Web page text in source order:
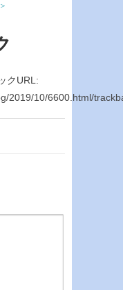
クURL:
2019/10/6600.html/